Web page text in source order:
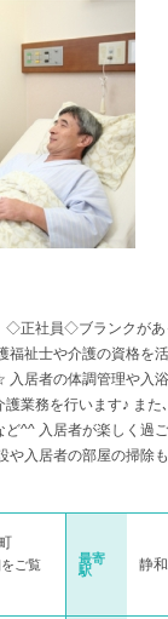
◇正社員◇ブランクが
祉士や介護の資格を
居者の体調管理や入
業務を行います♪ また
^^ 入居者が楽しく過
や入居者の部屋の掃除
ご覧
最寄
駅
静